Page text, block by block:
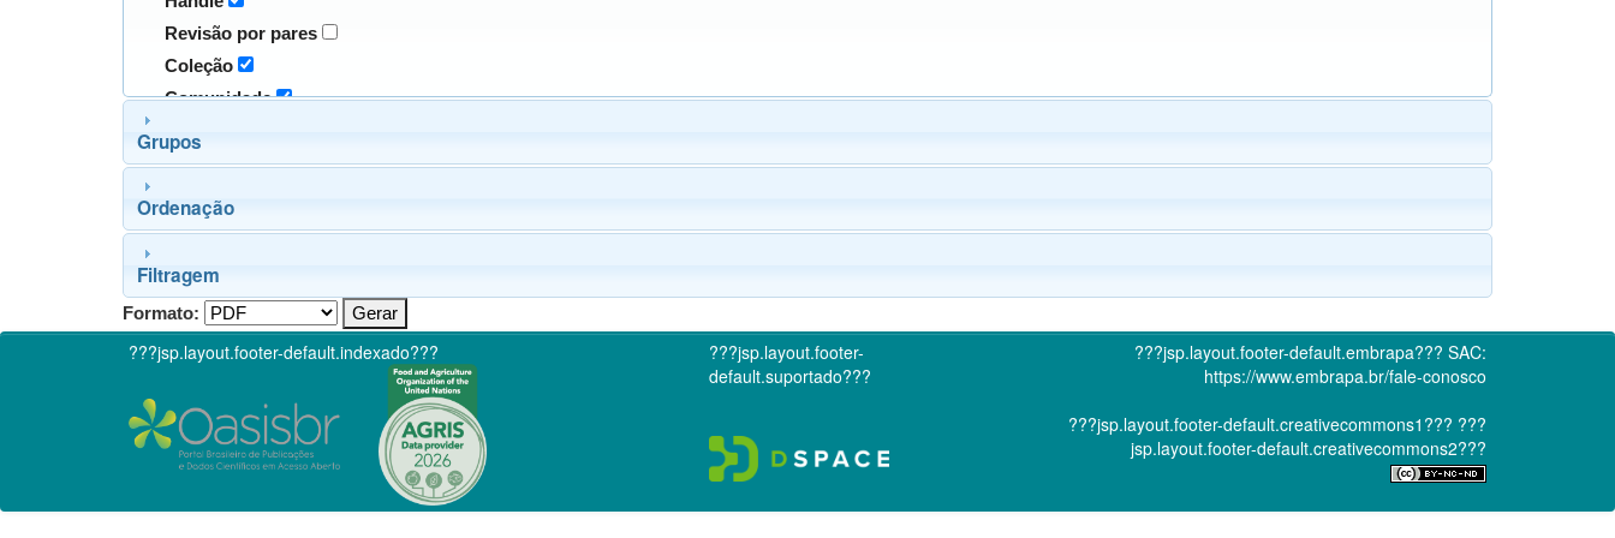
Revisão por pares
Coleção
Comunidade
Grupos
Ordenação
Filtragem
Formato:
???jsp.layout.footer-default.indexado???
???jsp.layout.footer-
default.suportado???
???jsp.layout.footer-default.embrapa??? SAC:
https://www.embrapa.br/fale-conosco
???jsp.layout.footer-default.creativecommons1??? ???
jsp.layout.footer-default.creativecommons2???